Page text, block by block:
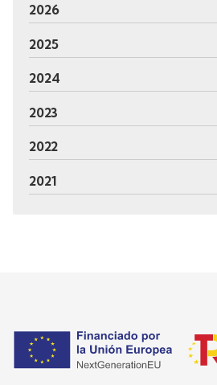
2026
2025
2024
2023
2022
2021